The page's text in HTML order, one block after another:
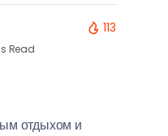
Read
113
отдыхом и